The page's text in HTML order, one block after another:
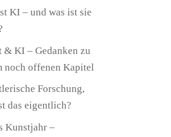
KI – und was ist sie
& KI – Gedanken zu
noch offenen Kapitel
Forschung,
das eigentlich?
Kunstjahr –